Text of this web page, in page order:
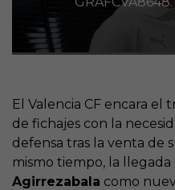
El Valencia CF encara el
de fichajes con la
defensa tras la venta de
mismo tiempo, la llegada
Agirrezabala como